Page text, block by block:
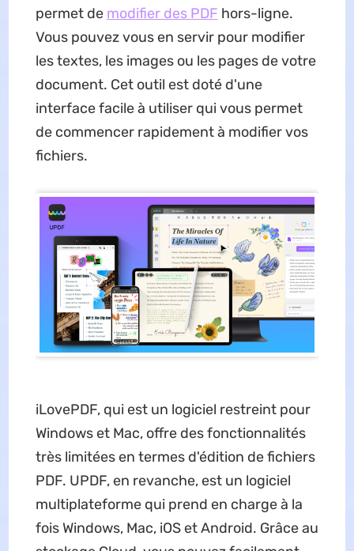
permet de modifier des PDF hors-ligne.
Vous pouvez vous en servir pour modifier
les textes, les images ou les pages de votre
document. Cet outil est doté d'une
interface facile à utiliser qui vous permet
de commencer rapidement à modifier vos
fichiers.
iLovePDF, qui est un logiciel restreint pour
Windows et Mac, offre des fonctionnalités
très limitées en termes d'édition de fichiers
PDF. UPDF, en revanche, est un logiciel
multiplateforme qui prend en charge à la
fois Windows, Mac, iOS et Android. Grâce au